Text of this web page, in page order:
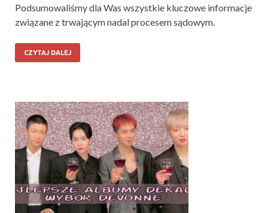
Podsumowaliśmy dla Was wszystkie kluczowe informacje
związane z trwającym nadal procesem sądowym.
CZYTAJ DALEJ